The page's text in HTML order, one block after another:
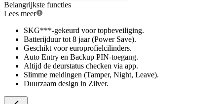
Belangrijkste functies
Lees meer
SKG***-gekeurd voor topbeveiliging.
Batterijduur tot 8 jaar (Power Save).
Geschikt voor europrofielcilinders.
Auto Entry en Backup PIN-toegang.
Altijd de deurstatus checken via app.
Slimme meldingen (Tamper, Night, Leave).
Duurzaam design in Zilver.